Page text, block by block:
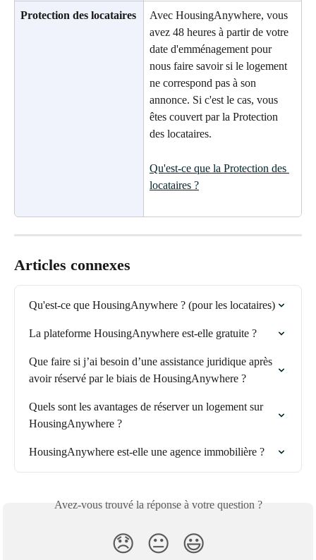
Protection des locataires
Avec HousingAnywhere, vous
avez 48 heures à partir de votre
date d'emménagement pour
nous faire savoir si le logement
ne correspond pas à son
annonce. Si c'est le cas, vous
êtes couvert par la Protection
des locataires.
Qu'est-ce que la Protection des
locataires ?
Articles connexes
Qu'est-ce que HousingAnywhere ? (pour les locataires)
La plateforme HousingAnywhere est-elle gratuite ?
Que faire si j’ai besoin d’une assistance juridique après
avoir réservé par le biais de HousingAnywhere ?
Quels sont les avantages de réserver un logement sur
HousingAnywhere ?
HousingAnywhere est-elle une agence immobilière ?
Avez-vous trouvé la réponse à votre question ?
😞 😐 😃